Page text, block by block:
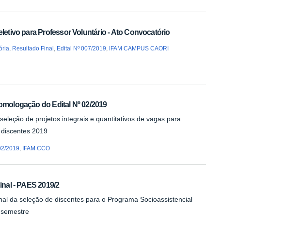
para Professor Voluntário - Ato Convocatório
, Resultado Final , Edital Nº 007/2019, IFAM CAMPUS CAORI
do Edital Nº 02/2019
de projetos integrais e quantitativos de vagas para
2019
2019 IFAM CCO
- PAES 2019/2
da seleção de discentes para o Programa Socioassistencial